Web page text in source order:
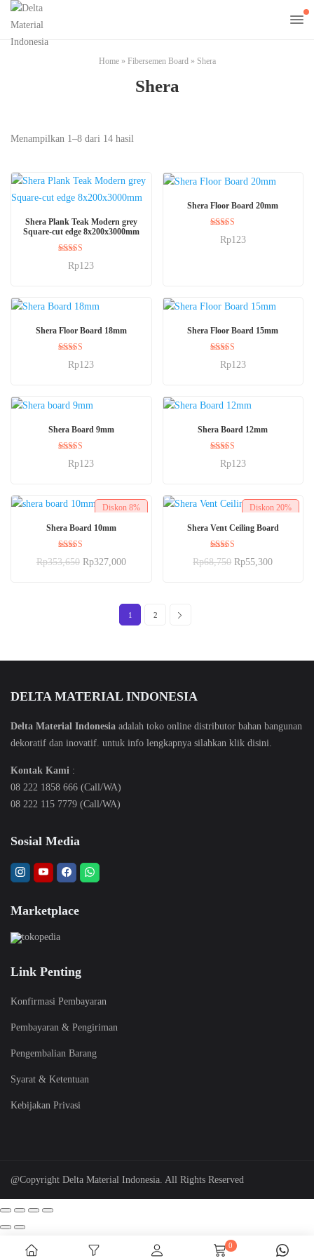
Home» Fibersemen Board» Shera
Shera
Menampilkan 1–8 dari 14 hasil
Shera Plank Teak Modern grey
Square-cut edge 8x200x3000mm
Dinilai
5.00
Rp123
Shera Floor Board 20mm
Dinilai
5.00
Rp123
Shera Floor Board 18mm
Dinilai
5.00
Rp123
Shera Floor Board 15mm
Dinilai
5.00
Rp123
Shera Board 9mm
Dinilai
5.00
Rp123
Shera Board 12mm
Dinilai
5.00
Rp123
Diskon 8%
BELI SEKARANG
Shera Board 10mm
Dinilai
5.00
Rp353,650 Rp327,000
Diskon 20%
BELI SEKARANG
Shera Vent Ceiling Board
Dinilai
5.00
Rp68,750 Rp55,300
1 2
DELTA MATERIAL INDONESIA
Delta Material Indonesia adalah toko online distributor bahan bangunan
dekoratif dan inovatif. untuk info lengkapnya silahkan klik disini.
Kontak Kami :
08 222 1858 666 (Call/WA)
08 222 115 7779 (Call/WA)
Sosial Media
Marketplace
Link Penting
Konfirmasi Pembayaran
Pembayaran & Pengiriman
Pengembalian Barang
Syarat & Ketentuan
Kebijakan Privasi
@Copyright Delta Material Indonesia. All Rights Reserved
0